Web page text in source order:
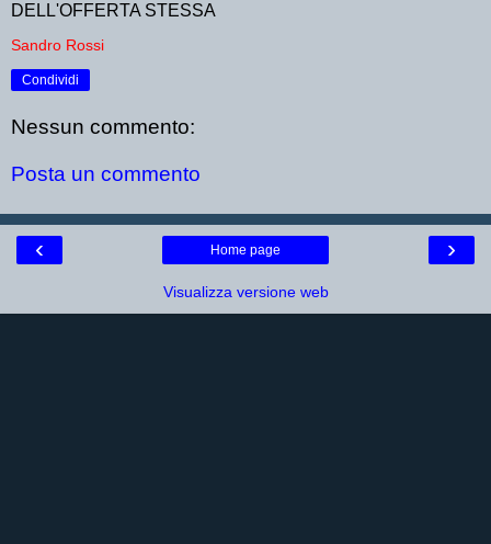
DELL'OFFERTA STESSA
Sandro Rossi
Condividi
Nessun commento:
Posta un commento
‹ ›
Home page
Visualizza versione web